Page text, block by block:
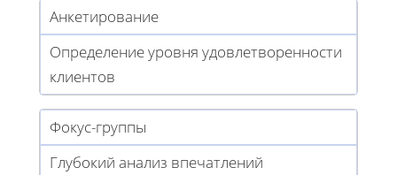
Анкетирование
Определение уровня удовлетворенности
клиентов
Фокус-группы
Глубокий анализ впечатлений